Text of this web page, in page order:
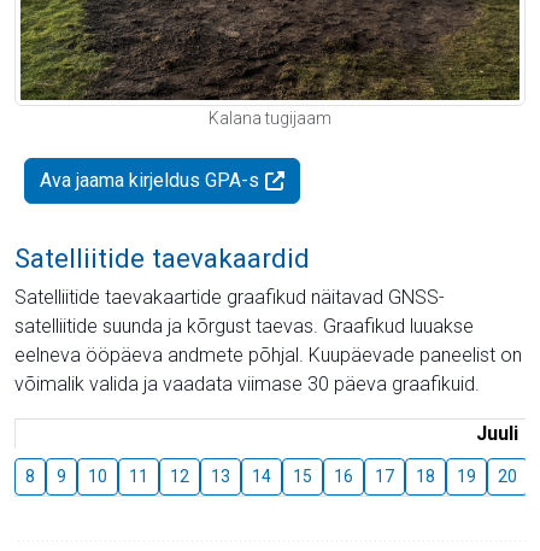
Kalana tugijaam
Ava jaama kirjeldus GPA-s
Satelliitide taevakaardid
Satelliitide taevakaartide graafikud näitavad GNSS-
satelliitide suunda ja kõrgust taevas. Graafikud luuakse
eelneva ööpäeva andmete põhjal. Kuupäevade paneelist on
võimalik valida ja vaadata viimase 30 päeva graafikuid.
Juuli
8 9 10 11 12 13 14 15 16 17 18 19 20